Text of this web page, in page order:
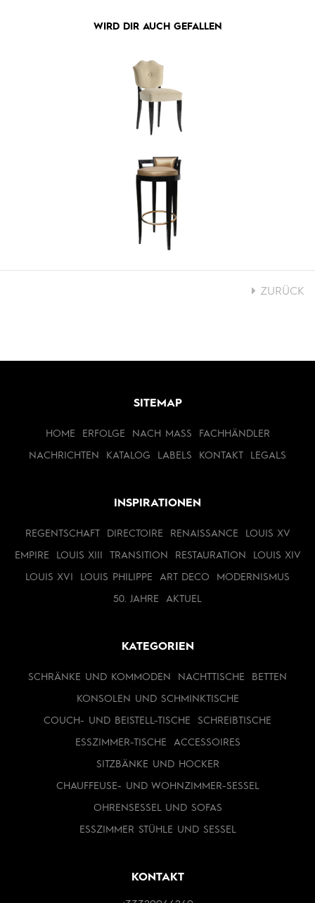
WIRD DIR AUCH GEFALLEN
ZURÜCK
SITEMAP
HOME ERFOLGE NACH MASS FACHHÄNDLER
NACHRICHTEN KATALOG LABELS KONTAKT LEGALS
INSPIRATIONEN
REGENTSCHAFT DIRECTOIRE RENAISSANCE LOUIS XV
EMPIRE LOUIS XIII TRANSITION RESTAURATION LOUIS XIV
LOUIS XVI LOUIS PHILIPPE ART DECO MODERNISMUS
50. JAHRE AKTUEL
KATEGORIEN
SCHRÄNKE UND KOMMODEN NACHTTISCHE BETTEN
KONSOLEN UND SCHMINKTISCHE
COUCH- UND BEISTELL-TISCHE SCHREIBTISCHE
ESSZIMMER-TISCHE ACCESSOIRES
SITZBÄNKE UND HOCKER
CHAUFFEUSE- UND WOHNZIMMER-SESSEL
OHRENSESSEL UND SOFAS
ESSZIMMER STÜHLE UND SESSEL
KONTAKT